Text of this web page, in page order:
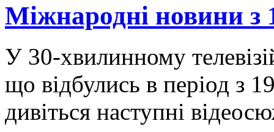
Міжнародні новини з
У 30-хвилинному
що відбулись в період з
дивіться наступні